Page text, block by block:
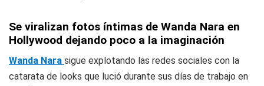
Se viralizan fotos íntimas de Wanda Nara en
Hollywood dejando poco a la imaginación
Wanda Nara sigue explotando las redes sociales con la
catarata de looks que lució durante sus días de trabajo en